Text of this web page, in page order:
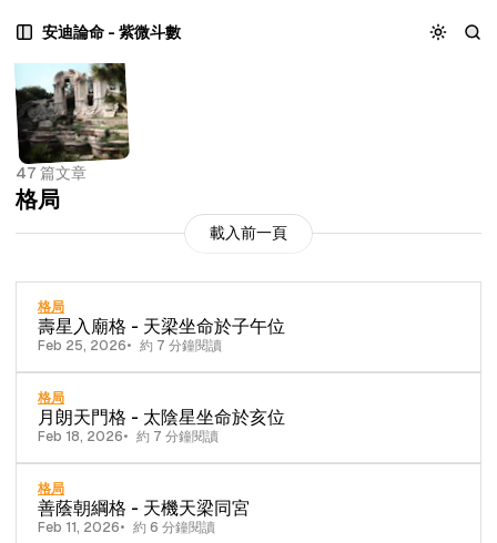
至
主
選
單
至
文
章
列
表
至
內
容
區
塊
安迪論命 - 紫微斗數
格局
47 篇文章
載入前一頁
格局
壽星入廟格 - 天梁坐命於子午位
Feb 25, 2026 約 7 分鐘閱讀
格局
月朗天門格 - 太陰星坐命於亥位
Feb 18, 2026 約 7 分鐘閱讀
格局
善蔭朝綱格 - 天機天梁同宮
Feb 11, 2026 約 6 分鐘閱讀